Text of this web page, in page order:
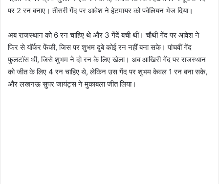
पर 2 रन बनाए। तीसरी गेंद पर आवेश ने हेटमायर को पवेलियन भेज दिया।
अब राजस्थान को 6 रन चाहिए थे और 3 गेंदें बची थीं। चौथी गेंद पर आवेश ने
फिर से यॉर्कर फेंकी, जिस पर शुभम दुबे कोई रन नहीं बना सके। पांचवीं गेंद
फुलटॉस थी, जिसे शुभम ने दो रन के लिए खेला। अब आखिरी गेंद पर राजस्थान
को जीत के लिए 4 रन चाहिए थे, लेकिन उस गेंद पर शुभम केवल 1 रन बना सके,
और लखनऊ सुपर जायंट्स ने मुकाबला जीत लिया।